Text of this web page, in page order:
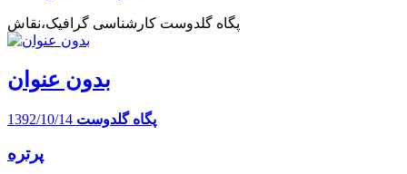
پگاه گلدوست کارشناسی گرافیک،نقاش
بدون عنوان
پگاه گلدوست 1392/10/14
پرتره